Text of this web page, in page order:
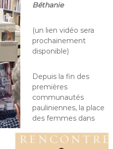
Béthanie
(un lien vidéo sera
prochainement
disponible)
Depuis la fin des
premières
communautés
pauliniennes, la place
des femmes dans